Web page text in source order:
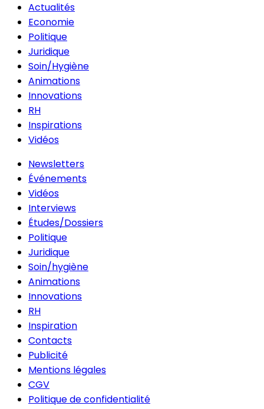
Actualités
Economie
Politique
Juridique
Soin/Hygiène
Animations
Innovations
RH
Inspirations
Vidéos
Newsletters
Événements
Vidéos
Interviews
Études/Dossiers
Politique
Juridique
Soin/hygiène
Animations
Innovations
RH
Inspiration
Contacts
Publicité
Mentions légales
CGV
Politique de confidentialité